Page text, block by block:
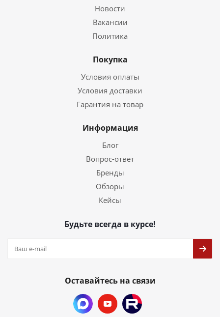
Новости
Вакансии
Политика
Покупка
Условия оплаты
Условия доставки
Гарантия на товар
Информация
Блог
Вопрос-ответ
Бренды
Обзоры
Кейсы
Будьте всегда в курсе!
Оставайтесь на связи